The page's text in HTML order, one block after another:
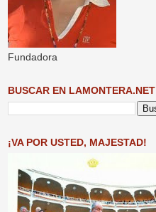
Fundadora
BUSCAR EN LAMONTERA.NET
¡VA POR USTED, MAJESTAD!